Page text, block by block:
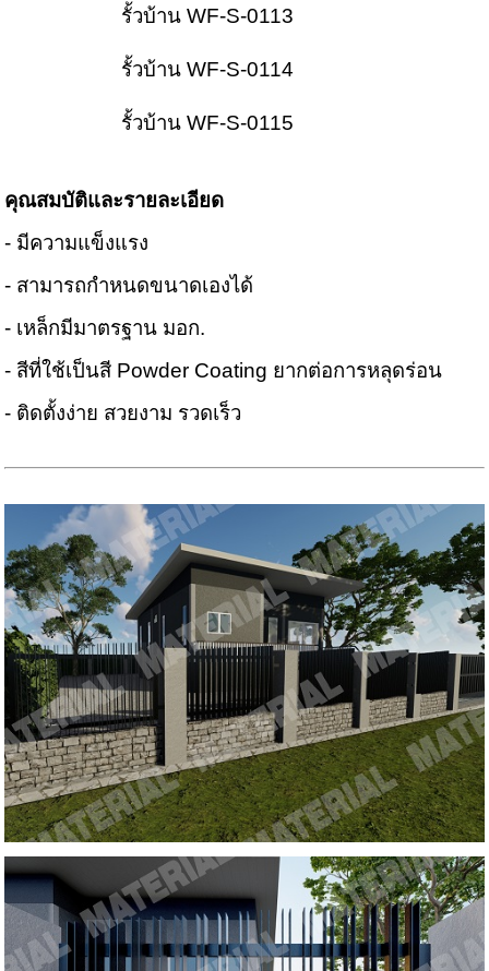
รั้วบ้าน WF-S-0113
รั้วบ้าน WF-S-0114
รั้วบ้าน WF-S-0115
คุณสมบัติและรายละเอียด
- มีความแข็งแรง
- สามารถกำหนดขนาดเองได้
- เหล็กมีมาตรฐาน มอก.
- สีที่ใช้เป็นสี Powder Coating ยากต่อการหลุดร่อน
- ติดตั้งง่าย สวยงาม รวดเร็ว